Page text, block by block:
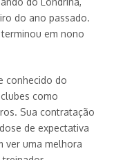
do ano passado.
em nono
conhecido do
como
Sua contratação
de expectativa
ver uma melhora